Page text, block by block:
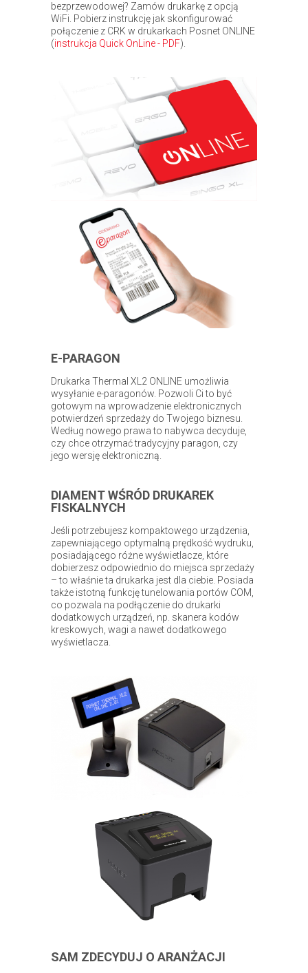
bezprzewodowej? Zamów drukarkę z opcją
WiFi. Pobierz instrukcję jak skonfigurować
połączenie z CRK w drukarkach Posnet ONLINE
(instrukcja Quick OnLine - PDF).
E-PARAGON
Drukarka Thermal XL2 ONLINE umożliwia
wysyłanie e-paragonów. Pozwoli Ci to być
gotowym na wprowadzenie elektronicznych
potwierdzeń sprzedaży do Twojego biznesu.
Według nowego prawa to nabywca decyduje,
czy chce otrzymać tradycyjny paragon, czy
jego wersję elektroniczną.
DIAMENT WŚRÓD DRUKAREK
FISKALNYCH
Jeśli potrzebujesz kompaktowego urządzenia,
zapewniającego optymalną prędkość wydruku,
posiadającego różne wyświetlacze, które
dobierzesz odpowiednio do miejsca sprzedaży
– to właśnie ta drukarka jest dla ciebie. Posiada
także istotną funkcję tunelowania portów COM,
co pozwala na podłączenie do drukarki
dodatkowych urządzeń, np. skanera kodów
kreskowych, wagi a nawet dodatkowego
wyświetlacza.
SAM ZDECYDUJ O ARANŻACJI